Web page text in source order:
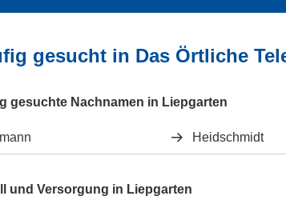
gesucht in Das Örtliche
gesuchte Nachnamen in Liepgarten
Heidschmidt
und Versorgung in Liepgarten